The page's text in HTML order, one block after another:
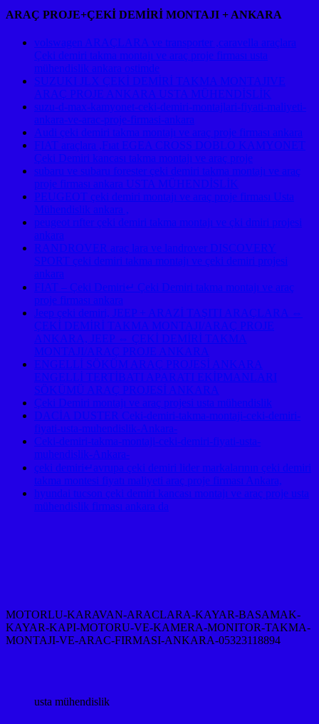
ARAÇ PROJE+ÇEKİ DEMİRİ MONTAJI + ANKARA
volswagen ARAÇLARA ve transporter ,caravella araçlara
Çeki demiri takma montajı ve araç proje firması usta
mühendislik ankara ostimde
SUZUKI JLX ÇEKİ DEMİRİ TAKMA MONTAJIVE
ARAÇ PROJE ANKARA USTA MÜHENDİSLİK
suzu-d-max-kamyonet-ceki-demiri-montajlari-fiyati-maliyeti-
ankara-ve-arac-proje-firmasi-ankara
Audi çeki demiri takma montajı ve araç proje firması ankara
FIAT araçlara ,Fıat EGEA CROSS DOBLO KAMYONET
Çeki Demiri kancası takma montajı ve araç proje
subaru ve subaru forester çeki demiri takma montajı ve araç
proje firması ankara USTA MÜHENDİSLİK
PEUGEOT çeki demiri montajı ve araç proje firması Usta
Mühendislik ankara ,
peugeot rıfter çeki demiri takma montajı ve çki dmiri projesi
ankara
RANDROVER araç lara ve landrover DISCOVERY
SPORT çeki demiri takma montajı ve çeki demiri projesi
ankara
FIAT – Çeki Demiri↵ Çeki Demiri takma montajı ve araç
proje firması ankara
Jeep çeki demiri, JEEP + ARAZİ TAŞITI ARAÇLARA ⇔
ÇEKİ DEMİRİ TAKMA MONTAJI/ARAÇ PROJE
ANKARA, JEEP ⇔ ÇEKİ DEMİRİ TAKMA
MONTAJI/ARAÇ PROJE ANKARA
ENGELLİ SÖKÜM ARAÇ PROJESİ ANKARA
ENGELLİ TERTİBATI APARATI EKİPMANLARI
SÖKÜMÜ ARAÇ PROJESİ ANKARA
Çeki Demiri montajı ve araç projesi usta mühendislik
DACİA DUSTER Ceki-demiri-takma-montaji-ceki-demiri-
fiyati-usta-muhendislik-Ankara-
Ceki-demiri-takma-montaji-ceki-demiri-fiyati-usta-
muhendislik-Ankara-
çeki demiri↵avrupa çeki demiri lider markalarının çeki demiri
takma montesi fiyatı maliyeti araç proje firması Ankara,
hyundai tucson çeki demiri kancası montajı ve araç proje usta
mühendislik firması ankara da
MOTORLU-KARAVAN-ARACLARA-KAYAR-BASAMAK-
KAYAR-KAPI-MOTORU-VE-KAMERA-MONITOR-TAKMA-
MONTAJI-VE-ARAC-FIRMASI-ANKARA-05323118894
usta mühendislik